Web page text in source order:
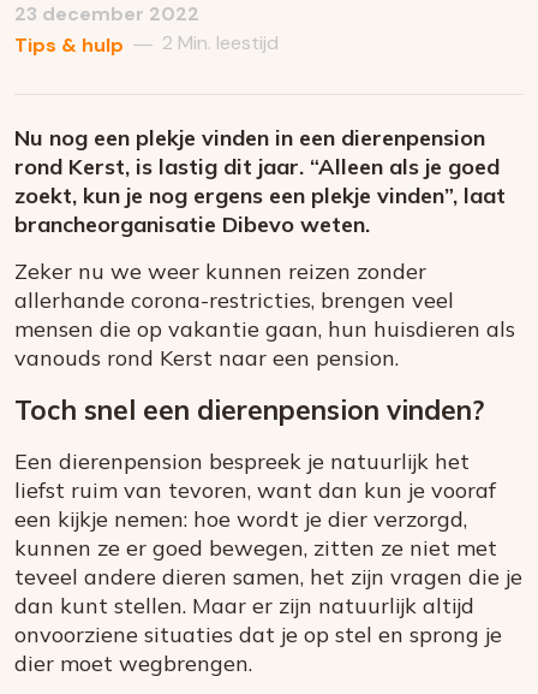
23 december 2022
Tips & hulp — 2 Min. leestijd
Nu nog een plekje vinden in een dierenpension
rond Kerst, is lastig dit jaar. “Alleen als je goed
zoekt, kun je nog ergens een plekje vinden”, laat
brancheorganisatie Dibevo weten.
Zeker nu we weer kunnen reizen zonder
allerhande corona-restricties, brengen veel
mensen die op vakantie gaan, hun huisdieren als
vanouds rond Kerst naar een pension.
Toch snel een dierenpension vinden?
Een dierenpension bespreek je natuurlijk het
liefst ruim van tevoren, want dan kun je vooraf
een kijkje nemen: hoe wordt je dier verzorgd,
kunnen ze er goed bewegen, zitten ze niet met
teveel andere dieren samen, het zijn vragen die je
dan kunt stellen. Maar er zijn natuurlijk altijd
onvoorziene situaties dat je op stel en sprong je
dier moet wegbrengen.